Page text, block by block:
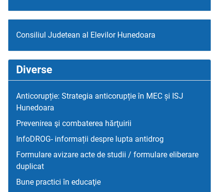
Consiliul Judetean al Elevilor Hunedoara
Diverse
Anticorupție: Strategia anticorupție în MEC și ISJ
Hunedoara
Prevenirea şi combaterea hărţuirii
InfoDROG- informații despre lupta antidrog
Formulare avizare acte de studii / formulare eliberare
duplicat
Bune practici în educaţie